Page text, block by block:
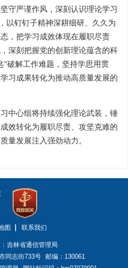
守严谨作风，深刻认识理论学习
以钉钉子精神深耕细研、久久为
，把学习成效体现在履职尽责
深刻把握党的创新理论蕴含的科
”破解工作难题，坚持学思用贯
习成果转化为推动高质量发展的
中心组将持续强化理论武装，锤
效转化为履职尽责、攻坚克难的
量发展注入强劲动力。
图 联系我们
吉林省通信管理局
同志街733号
邮编：130061